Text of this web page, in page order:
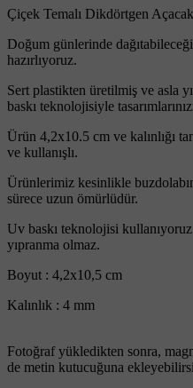
Çiçek Temalı Dikdörtgen
Doğum günlerinde
hazırlıyoruz.
Sert plastikten üretilmiş ve asla
baskı teknolojisiyle
Ürün 4,2x10.5 cm ve kalınlığı
ve kullanışlı.
Ürünlerimiz kesinlikle
sürece uzun ömürlüdür.
Uv baskı teknolojisi
yıpranma olmaz.
Boyut : 4,2x10,5 cm
Kalınlık : 4 mm
Fotoğraf yükledikten sonra,
de metin kutucuğuna